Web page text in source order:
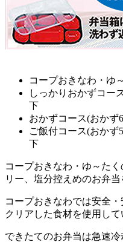
コープおきなわ・ゆ
しっかりおかずコー
下
おかずコース(おかず
ご飯付コース(おかず
下
コープおきなわ・ゆ～た
リー、塩分控えめのお弁当
コープおきなわでは安全
クリアした食材を使用して
できたてのお弁当は急速